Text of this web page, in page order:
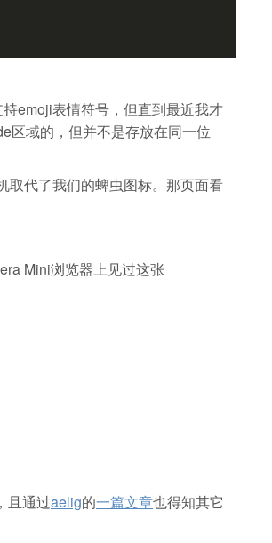
emoji表情符号，但直到最近我才
区域的，但并不是存放在同一位
取代了我们的蜱虫图标。那页面看
Mini浏览器上见过这张
且通过aelig的一篇文章也得知其它